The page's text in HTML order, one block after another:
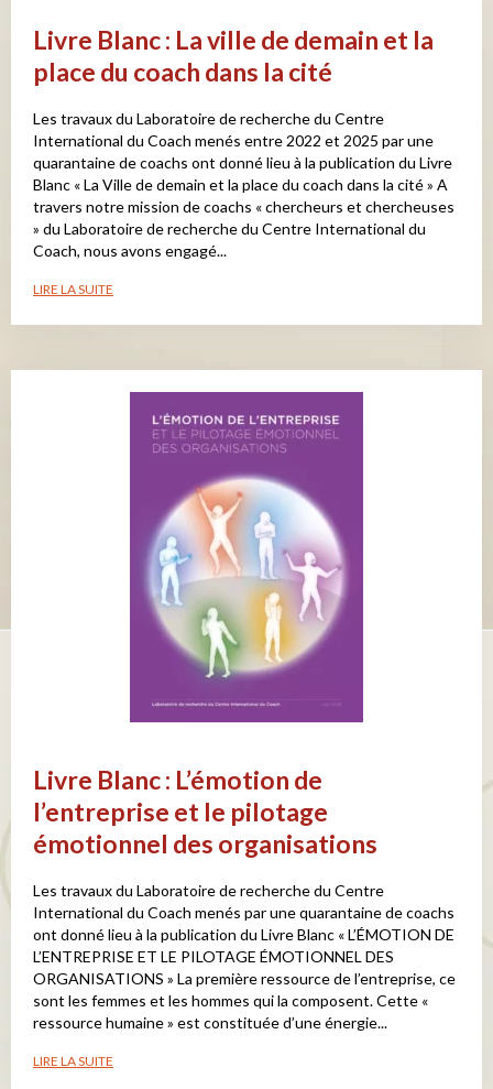
Livre Blanc : La ville de demain et la
place du coach dans la cité
Les travaux du Laboratoire de recherche du Centre
International du Coach menés entre 2022 et 2025 par une
quarantaine de coachs ont donné lieu à la publication du Livre
Blanc « La Ville de demain et la place du coach dans la cité » A
travers notre mission de coachs « chercheurs et chercheuses
» du Laboratoire de recherche du Centre International du
Coach, nous avons engagé...
LIRE LA SUITE
Livre Blanc : L’émotion de
l’entreprise et le pilotage
émotionnel des organisations
Les travaux du Laboratoire de recherche du Centre
International du Coach menés par une quarantaine de coachs
ont donné lieu à la publication du Livre Blanc « L’ÉMOTION DE
L’ENTREPRISE ET LE PILOTAGE ÉMOTIONNEL DES
ORGANISATIONS » La première ressource de l’entreprise, ce
sont les femmes et les hommes qui la composent. Cette «
ressource humaine » est constituée d’une énergie...
LIRE LA SUITE